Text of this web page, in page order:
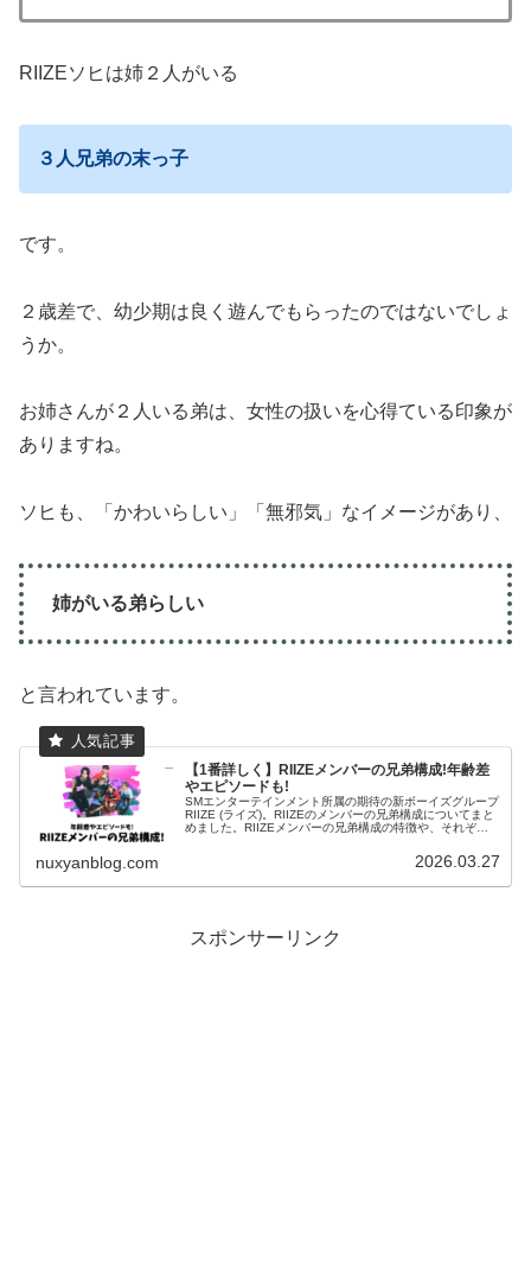
RIIZEソヒは姉２人がいる
３人兄弟の末っ子
です。
２歳差で、幼少期は良く遊んでもらったのではないでしょ
うか。
お姉さんが２人いる弟は、女性の扱いを心得ている印象が
ありますね。
ソヒも、「かわいらしい」「無邪気」なイメージがあり、
姉がいる弟らしい
と言われています。
【1番詳しく】RIIZEメンバーの兄弟構成!年齢差
やエピソードも!
SMエンターテインメント所属の期待の新ボーイズグループ
RIIZE (ライズ)。RIIZEのメンバーの兄弟構成についてまと
めました。RIIZEメンバーの兄弟構成の特徴や、それぞれ
nuxyanblog.com 2026.03.27
スポンサーリンク